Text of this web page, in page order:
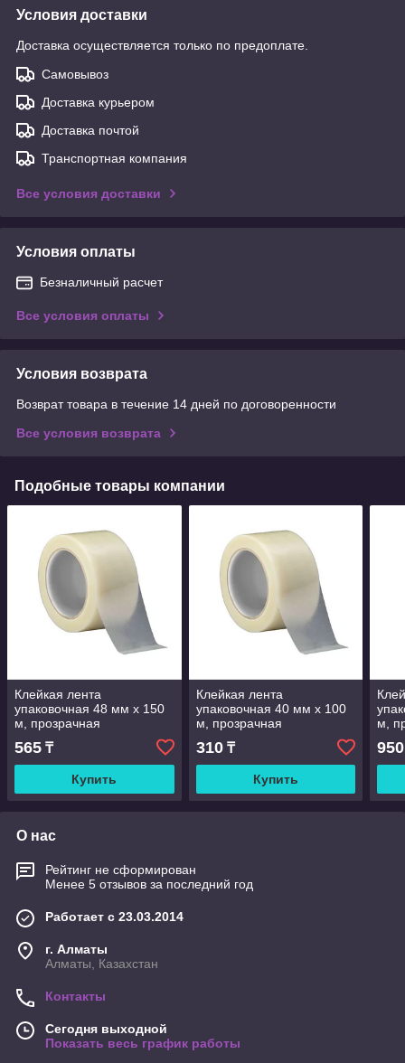
Условия доставки
Доставка осуществляется только по предоплате.
Самовывоз
Доставка курьером
Доставка почтой
Транспортная компания
Все условия доставки
Условия оплаты
Безналичный расчет
Все условия оплаты
Условия возврата
Возврат товара в течение 14 дней по договоренности
Все условия возврата
Подобные товары компании
Клейкая лента
упаковочная 48 мм х 150
м, прозрачная
565 ₸
Купить
Клейкая лента
упаковочная 40 мм х 100
м, прозрачная
310₸
Купить
м,
950
О нас
Рейтинг не сформирован
Менее 5 отзывов за последний год
Работает с 23.03.2014
г. Алматы
Алматы, Казахстан
Контакты
Сегодня выходной
Показать весь график работы